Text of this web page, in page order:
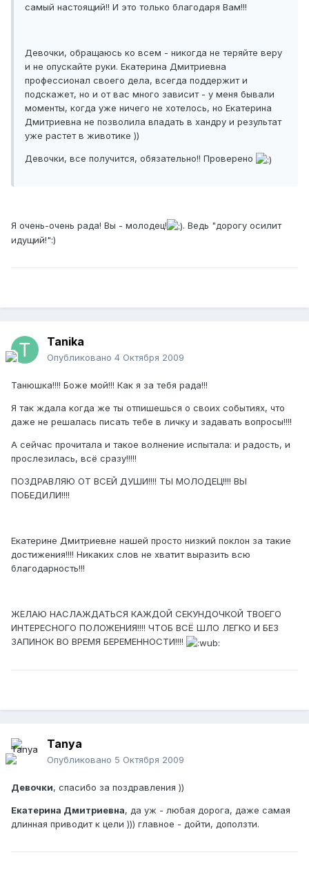
самый настоящий!! И это только благодаря Вам!!!
Девочки, обращаюсь ко всем - никогда не теряйте веру
и не опускайте руки. Екатерина Дмитриевна
профессионал своего дела, всегда поддержит и
подскажет, но и от вас много зависит - у меня бывали
моменты, когда уже ничего не хотелось, но Екатерина
Дмитриевна не позволила впадать в хандру и результат
уже растет в животике ))
Девочки, все получится, обязательно!! Проверено
Я очень-очень рада! Вы - молодец!
. Ведь "дорогу осилит
идущий!":)
Tanika
Опубликовано 4 Октября 2009
Танюшка!!!! Боже мой!!! Как я за тебя рада!!!
Я так ждала когда же ты отпишешься о своих событиях, что
даже не решалась писать тебе в личку и задавать вопросы!!!!
А сейчас прочитала и такое волнение испытала: и радость, и
прослезилась, всё сразу!!!!!
ПОЗДРАВЛЯЮ ОТ ВСЕЙ ДУШИ!!!! ТЫ МОЛОДЕЦ!!!! ВЫ
ПОБЕДИЛИ!!!!
Екатерине Дмитриевне нашей просто низкий поклон за такие
достижения!!!! Никаких слов не хватит выразить всю
благодарность!!!
ЖЕЛАЮ НАСЛАЖДАТЬСЯ КАЖДОЙ СЕКУНДОЧКОЙ ТВОЕГО
ИНТЕРЕСНОГО ПОЛОЖЕНИЯ!!!! ЧТОБ ВСЁ ШЛО ЛЕГКО И БЕЗ
ЗАПИНОК ВО ВРЕМЯ БЕРЕМЕННОСТИ!!!!
Tanya
Опубликовано 5 Октября 2009
Девочки, спасибо за поздравления ))
Екатерина Дмитриевна, да уж - любая дорога, даже самая
длинная приводит к цели ))) главное - дойти, доползти.